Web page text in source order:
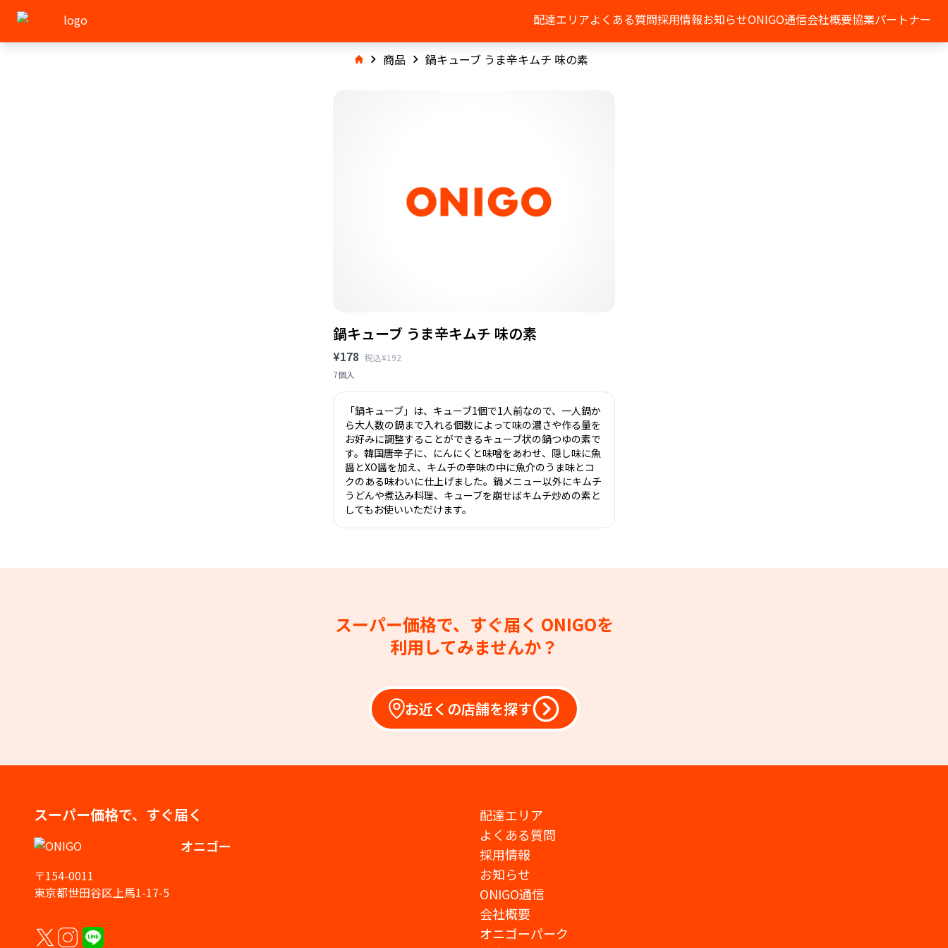
配達エリアよくある質問採用情報お知らせONIGO通信会社概要協業パートナー
商品 鍋キューブ うま辛キムチ 味の素
鍋キューブ うま辛キムチ 味の素
¥178 税込¥192
7個入
「鍋キューブ」は、キューブ1個で1人前なので、一人鍋か
ら大人数の鍋まで入れる個数によって味の濃さや作る量を
お好みに調整することができるキューブ状の鍋つゆの素で
す。韓国唐辛子に、にんにくと味噌をあわせ、隠し味に魚
醤とXO醤を加え、キムチの辛味の中に魚介のうま味とコ
クのある味わいに仕上げました。鍋メニュー以外にキムチ
うどんや煮込み料理、キューブを崩せばキムチ炒めの素と
してもお使いいただけます。
スーパー価格で、すぐ届く ONIGOを
利用してみませんか？
お近くの店舗を探す
スーパー価格で、すぐ届く
オニゴー
〒154-0011
東京都世田谷区上馬1-17-5
配達エリア
よくある質問
採用情報
お知らせ
ONIGO通信
会社概要
オニゴーパーク